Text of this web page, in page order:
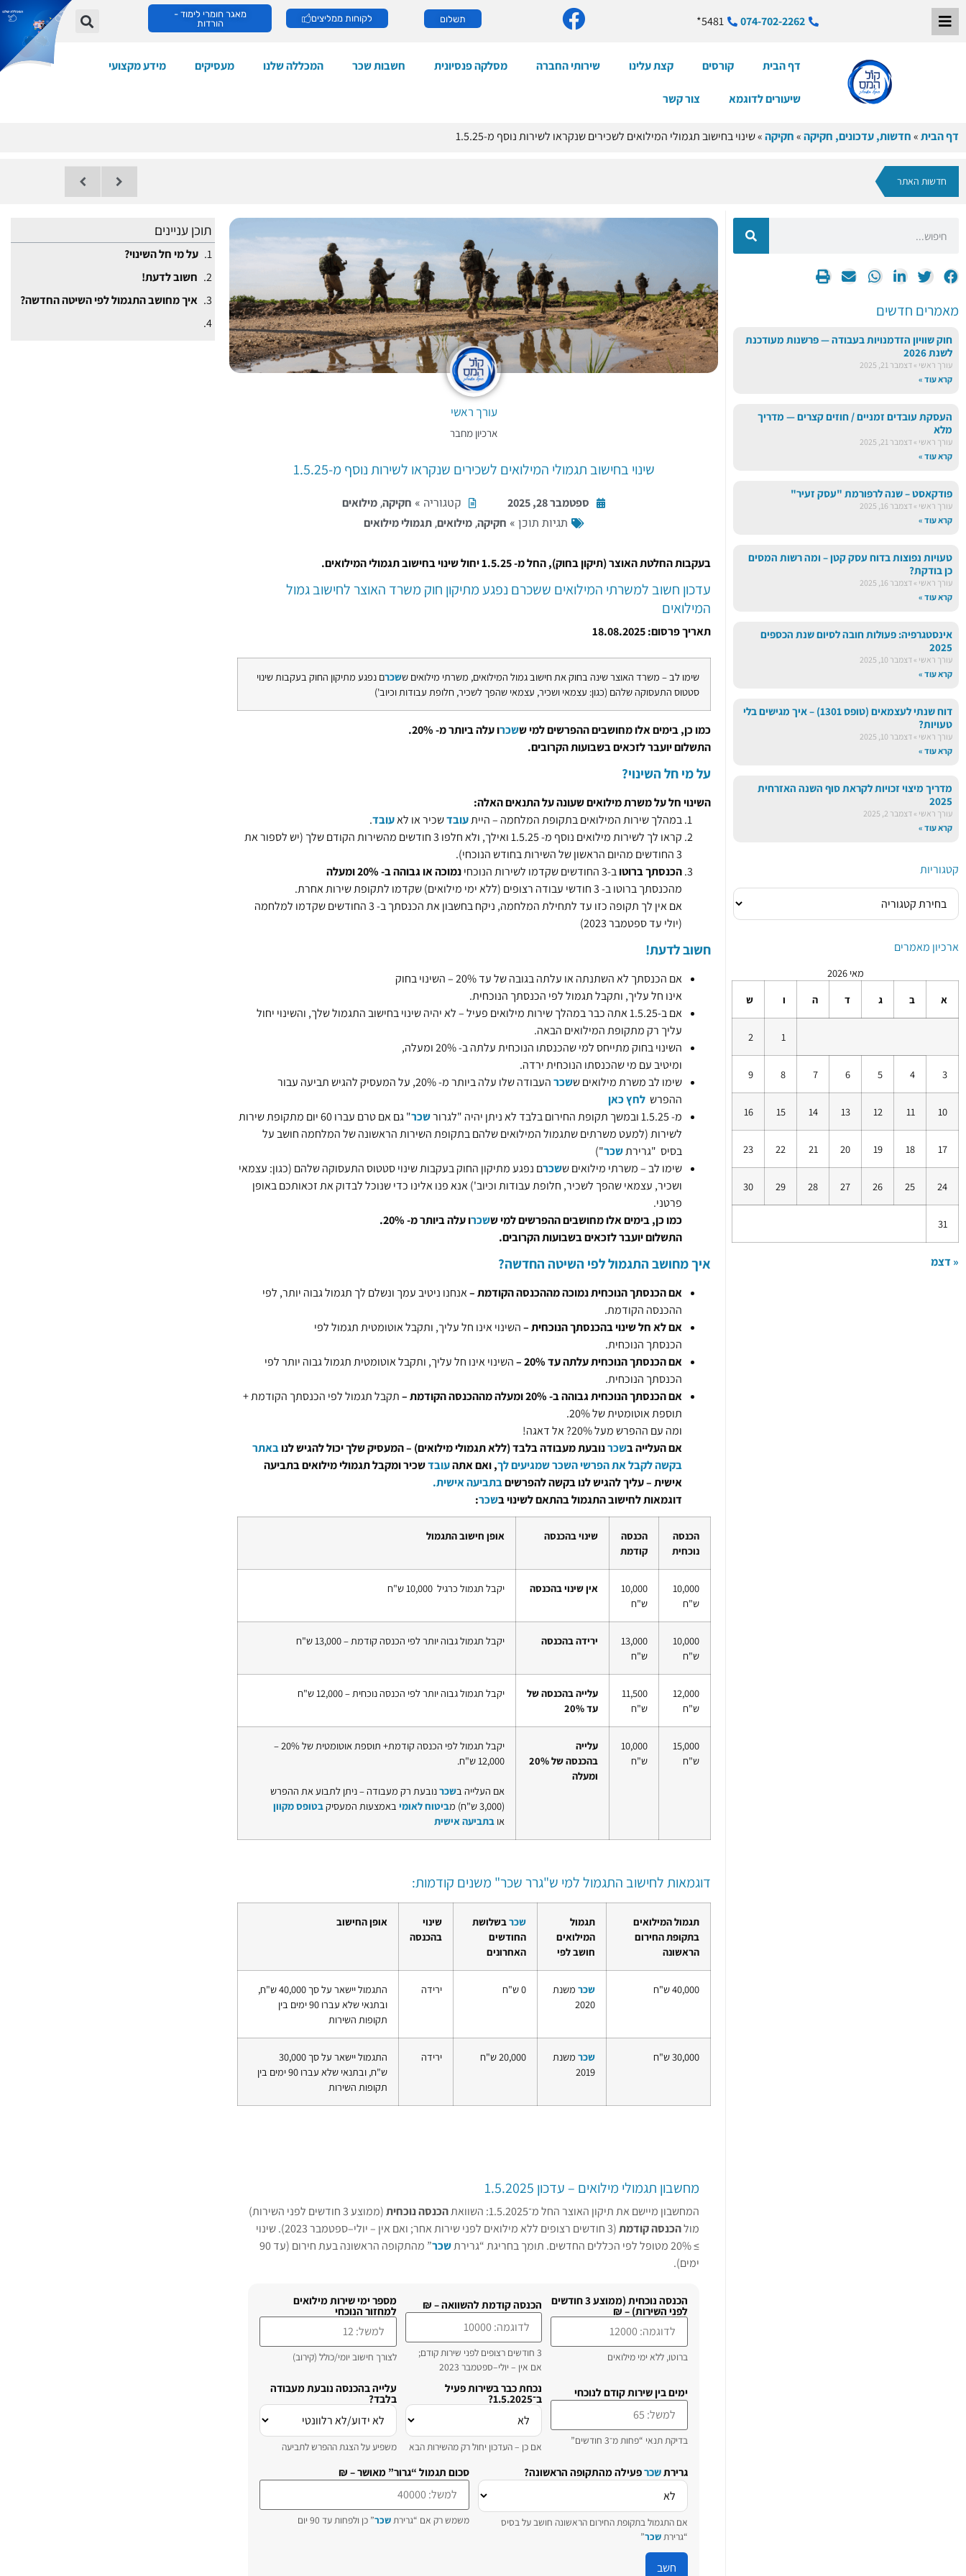
074-702-2262
5481* תשלום לקוחות ממליצים
מאגר חומרי לימוד -
הורדות
דף הבית קורסים קצת עלינו שירותי החברה מסלקה פנסיונית חשבות שכר המכללה שלנו מעסיקים מידע מקצועי
שיעורים לדוגמא צור קשר
דף הבית»חדשות, עדכונים, חקיקה»חקיקה»שינוי בחישוב תגמולי המילואים לשכירים שנקראו לשירות נוסף מ-1.5.25
חדשות האתר
מאמרים חדשים
חוק שוויון הזדמנויות בעבודה — פרשנות מעודכנת
לשנת 2026
עורך ראשי
דצמבר 21, 2025
קרא עוד »
העסקת עובדים זמניים / חוזים קצרים — מדריך
מלא
עורך ראשי
דצמבר 21, 2025
קרא עוד »
פודקאסט – שנה לרפורמת "עסק זעיר"
עורך ראשי
דצמבר 16, 2025
קרא עוד »
טעויות נפוצות בדוח עסק קטן – ומה רשות המסים
כן בודקת?
עורך ראשי
דצמבר 16, 2025
קרא עוד »
אינסטגרפיה: פעולות חובה לסיום שנת הכספים
2025
עורך ראשי
דצמבר 10, 2025
קרא עוד »
דוח שנתי לעצמאים (טופס 1301) – איך מגישים בלי
טעויות?
עורך ראשי
דצמבר 10, 2025
קרא עוד »
מדריך מיצוי זכויות לקראת סוף השנה האזרחית
2025
עורך ראשי
דצמבר 2, 2025
קרא עוד »
קטגוריות
ארכיון מאמרים
מאי 2026
א
ב ג ד ה ו ש
1
2
3
4
5
6
7
8
9
10
11
12
13
14
15
16
17
18
19
20
21
22
23
24
25
26
27
28
29
30
31
« דצמ
עורך ראשי
ארכיון מחבר
שינוי בחישוב תגמולי המילואים לשכירים שנקראו לשירות נוסף מ-1.5.25
ספטמבר 28, 2025 קטגוריה » חקיקה,מילואים
תגיות תוכן » חקיקה,מילואים,תגמולי מילואים
​בעקבות החלטת האוצר (תיקון בחוק), החל מ- 1.5.25 יחול שינוי בחישוב תגמולי המילואים.
עדכון חשוב למשרתי המילואים ששכרם נפגע מתיקון חוק משרד האוצר לחישוב גמול
המילואים
תאריך פרסום: 18.08.2025
שימו לב – משרד האוצר שינה בחוק את חישוב גמול המילואים, משרתי מילואים ששכרם נפגע מתיקון החוק בעקבות שינוי
סטטוס התעסוקה שלהם (כגון: עצמאי ושכיר, עצמאי שהפך לשכיר, חלופת עבודות וכיוב')
כמו כן, בימים אלו מחושבים ההפרשים למי ששכרו עלה ביותר מ- 20%.
התשלום יועבר לזכאים בשבועות הקרובים.
על מי חל השינוי?
השינוי חל על משרת מילואים שעונה על התנאים האלה:
במהלך שירות המילואים בתקופת המלחמה – הייתעובדשכיר או לאעובד.
קראו לך לשירות מילואים נוסף מ- 1.5.25 ואילך, ולא חלפו 3 חודשים מהשירות הקודם שלך (יש לספור את
3 החודשים מהיום הראשון של השירות בחודש הנוכחי).
הכנסתךברוטוב-3 החודשים שקדמו לשירות הנוכחי נמוכהאו גבוהה ב- 20% ומעלה
מהכנסתך ברוטו ב- 3 חודשי עבודה רצופים (ללא ימי מילואים) שקדמו לתקופת שירות אחרת.
אם אין לך תקופה כזו עד לתחילת המלחמה, ניקח בחשבון את הכנסתך ב- 3 החודשים שקדמו למלחמה
(יולי עד ספטמבר 2023)
חשוב לדעת!
אם הכנסתך לא השתנתה או עלתה בגובה של עד 20% – השינוי בחוק
אינו חל עליך, ותקבל תגמול לפי הכנסתך הנוכחית.
אם ב-1.5.25 אתה כבר במהלך שירות מילואים פעיל – לא יהיה שינוי בחישוב התגמול שלך, והשינוי יחול
עליך רק מתקופת המילואים הבאה.
השינוי בחוק מתייחס למי שהכנסתו הנוכחית עלתה ב- 20% ומעלה,
ומיטיב עם מי שהכנסתו הנוכחית ירדה.
שימו לב משרת מילואים ששכר
העבודה שלו עלה ביותר מ- 20%, על המעסיק להגיש תביעה עבור
ההפרשלחץ כאן
מ- 1.5.25 ובמשך תקופת החירום בלבד לא ניתן יהיה "לגרור
שכר
" גם אם טרם עברו 60 יום מתקופת שירות
לשירות (למעט משרתים שתגמול המילואים שלהם בתקופת השירות הראשונה של המלחמה חושב על
בסיס "גרירתשכר")
שימו לב – משרתי מילואים ששכרם נפגע מתיקון החוק בעקבות שינוי סטטוס התעסוקה שלהם (כגון: עצמאי
ושכיר, עצמאי שהפך לשכיר, חלופת עבודות וכיוב') אנא פנו אלינו כדי שנוכל לבדוק את זכאותכם באופן
פרטני.
כמו כן, בימים אלו מחושבים ההפרשים למי ששכרו עלה ביותר מ- 20%.
התשלום יועבר לזכאים בשבועות הקרובים.
איך מחושב התגמול לפי השיטה החדשה?
אם הכנסתך הנוכחיתנמוכהמההכנסה הקודמת–אנחנו ניטיב עמך ונשלם לך תגמול גבוה יותר, לפי
ההכנסה הקודמת.
אם לא חל שינוי בהכנסתך הנוכחית–השינוי אינו חל עליך, ותקבל אוטומטית תגמול לפי
הכנסתך הנוכחית.
אם הכנסתך הנוכחית עלתה עד 20% –
השינוי אינו חל עליך, ותקבל אוטומטית תגמול גבוה יותר לפי
הכנסתך הנוכחית.
אם הכנסתך הנוכחיתגבוהה ב- 20% ומעלה מההכנסה הקודמת–תקבל תגמול לפי הכנסתך הקודמת +
תוספת אוטומטית של 20%.
ומה עם ההפרש מעל 20%? אל דאגה!
אם העלייה בשכרנובעת מעבודה בלבד (ללא תגמולי מילואים) – המעסיק שלך יכול להגיש לנובאתר
בקשה לקבל את הפרשי השכר שמגיעים לך, ואם אתהעובדשכיר ומקבל תגמולי מילואים בתביעה
אישית –עליך להגיש לנו בקשה להפרשיםבתביעה אישית.
דוגמאות לחישוב התגמול בהתאם לשינוי בשכר:
הכנסה
נוכחית
הכנסה
קודמת
שינוי בהכנסה​ אופן חישוב התגמול
10,000
ש"ח​
10,000
ש"ח​
אין שינוי בהכנסה ​ ​יקבל תגמול כרגיל 10,000 ש"ח
​10,000
ש"ח
​13,000
ש"ח
​ירידה בהכנסה ​יקבל תגמול גבוה יותר לפי הכנסה קודמת – 13,000 ש"ח
12,000
ש"ח
​11,500
ש"ח
​עלייה בהכנסה של
עד 20%
יקבל תגמול גבוה יותר לפי הכנסה נוכחית – 12,000 ש"ח
​15,000
ש"ח
​10,000
ש"ח
​עלייה
בהכנסה של 20%
ומעלה
​יקבל תגמול לפי הכנסה קודמת+ תוספת אוטומטית של 20% –
12,000 ש"ח.
אם העלייה בשכרנובעת רק מעבודה – ניתן לתבוע את ההפרש
(3,000 ש"ח) מ
ביטוח לאומי באמצעות המעסיקבטופס מקוון
אובתביעה אישית
דוגמאות לחישוב התגמול למי ש"גרר שכר" משנים קודמות:
תגמול המילואים
בתקופת החירום
הראשונה
תגמול
המילואים
חושב לפי
שכרבשלושת
החודשים
האחרונים
שינוי
בהכנסה
אופן החישוב
40,000 ש"ח שכר משנת
2020
0 ש"ח ירידה
התגמול יישאר על סך 40,000 ש"ח,
ובתנאי שלא עברו 90 ימים בין
תקופות השירות
30,000 ש"ח שכר משנת
2019
20,000 ש"ח ירידה
התגמול יישאר על סך 30,000
ש"ח, ובתנאי שלא עברו 90 ימים בין
תקופות השירות
מחשבון תגמולי מילואים – עדכון 1.5.2025
המחשבון מיישם את תיקון האוצר החל מ־1.5.2025: השוואת הכנסה נוכחית
(ממוצע 3 חודשים לפני השירות)
מולהכנסה קודמת
(3 חודשים רצופים ללא מילואים לפני שירות אחר; ואם אין – יולי–ספטמבר 2023). שינוי
≥ 20% מטופל לפי הכללים החדשים. תומך בחריגת “גרירת
שכר
” מהתקופה הראשונה בעת חירום (עד 90
ימים).
הכנסה נוכחית (ממוצע 3 חודשים
לפני השירות) – ₪
ברוטו, ללא ימי מילואים
הכנסה קודמת להשוואה – ₪
3 חודשים רצופים לפני שירות קודם;
אם אין – יולי–ספטמבר 2023
מספר ימי שירות מילואים
למחזור הנוכחי
לצורך חישוב יומי/כולל (קירוב)
ימים בין שירות קודם לנוכחי
בדיקת תנאי “פחות מ־3 חודשים”
נכחת כבר בשירות פעיל
ב־1.5.2025?
אם כן – העדכון יחול רק מהשירות הבא
עלייה בהכנסה נובעת מעבודה
בלבד?
משפיע על הצגת ההפרש לתביעה
גרירתשכרפעילה מהתקופה הראשונה?
אם התגמול בתקופת החירום הראשונה חושב על בסיס
“גרירתשכר”
סכום תגמול “גרור” מאושר – ₪
משמש רק אם “גרירתשכר” כן ולפחות עד 90 יום
חשב
תוכן עניינים
על מי חל השינוי?
חשוב לדעת!
איך מחושב התגמול לפי השיטה החדשה?